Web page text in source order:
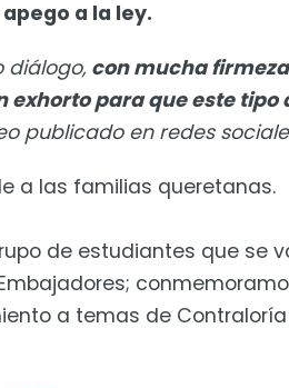
a la ley.
diálogo, con mucha
exhorto para que este tipo
publicado en redes
a las familias queretanas.
de estudiantes que se
a temas de